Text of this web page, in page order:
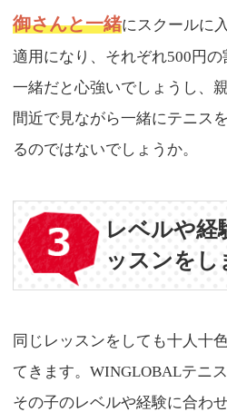
御さんと一緒にスクールに
適用になり、それぞれ500円
一緒だと心強いでしょうし、
間近で見ながら一緒にテニス
るのではないでしょうか。
レベルや経
ッスンをし
同じレッスンをしても十人十
てきます。WINGLOBALテニ
その子のレベルや経験に合わ